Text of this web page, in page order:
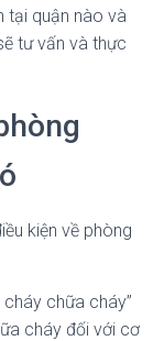
tại quận nào và
tư vấn và thực
kiện về phòng
chữa cháy”
cháy đối với cơ